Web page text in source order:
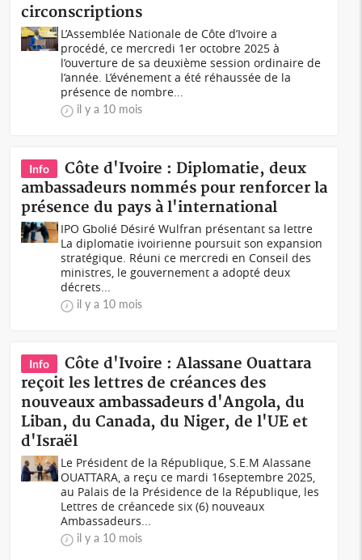
circonscriptions
L’Assemblée Nationale de Côte d’Ivoire a
procédé, ce mercredi 1er octobre 2025 à
l’ouverture de sa deuxième session ordinaire de
l’année. L’événement a été réhaussée de la
présence de nombre...
il y a 10 mois
Info
Côte d'Ivoire : Diplomatie, deux
ambassadeurs nommés pour renforcer la
présence du pays à l'international
IPO Gbolié Désiré Wulfran présentant sa lettre
La diplomatie ivoirienne poursuit son expansion
stratégique. Réuni ce mercredi en Conseil des
ministres, le gouvernement a adopté deux
décrets...
il y a 10 mois
Info
Côte d'Ivoire : Alassane Ouattara
reçoit les lettres de créances des
nouveaux ambassadeurs d'Angola, du
Liban, du Canada, du Niger, de l'UE et
d'Israël
Le Président de la République, S.E.M Alassane
OUATTARA, a reçu ce mardi 16septembre 2025,
au Palais de la Présidence de la République, les
Lettres de créancede six (6) nouveaux
Ambassadeurs...
il y a 10 mois